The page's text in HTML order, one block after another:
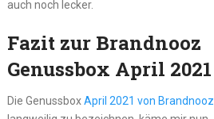
auch noch lecker.
Fazit zur Brandnooz
Genussbox April 2021
Die GenussboxApril 2021 von Brandnooz